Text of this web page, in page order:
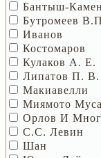
Бантыш-
Бутромеев
Иванов
Костомаров
Кулаков А. Е.
Липатов П. В.
Макиавелли
Миямото
Орлов И
С.С. Левин
Шан